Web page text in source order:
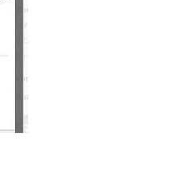
popolarità